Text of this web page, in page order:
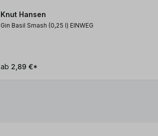
Knut Hansen
Gin Basil Smash (0,25 l) EINWEG
ab 2,89 €*